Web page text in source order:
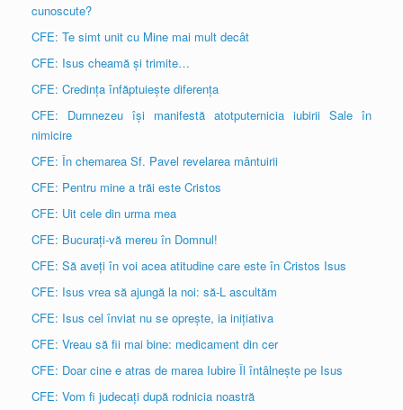
cunoscute?
CFE: Te simt unit cu Mine mai mult decât
CFE: Isus cheamă și trimite…
CFE: Credința înfăptuiește diferența
CFE: Dumnezeu își manifestă atotputernicia iubirii Sale în
nimicire
CFE: În chemarea Sf. Pavel revelarea mântuirii
CFE: Pentru mine a trăi este Cristos
CFE: Uit cele din urma mea
CFE: Bucurați-vă mereu în Domnul!
CFE: Să aveți în voi acea atitudine care este în Cristos Isus
CFE: Isus vrea să ajungă la noi: să-L ascultăm
CFE: Isus cel înviat nu se oprește, ia inițiativa
CFE: Vreau să fii mai bine: medicament din cer
CFE: Doar cine e atras de marea Iubire Îl întâlnește pe Isus
CFE: Vom fi judecați după rodnicia noastră